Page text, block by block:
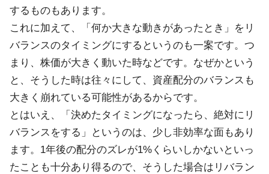
するものもあります。
これに加えて、「何か大きな動きがあったとき」をリ
バランスのタイミングにするというのも一案です。つ
まり、株価が大きく動いた時などです。なぜかという
と、そうした時は往々にして、資産配分のバランスも
大きく崩れている可能性があるからです。
とはいえ、「決めたタイミングになったら、絶対にリ
バランスをする」というのは、少し非効率な面もあり
ます。1年後の配分のズレが1%くらいしかないといっ
たことも十分あり得るので、そうした場合はリバラン